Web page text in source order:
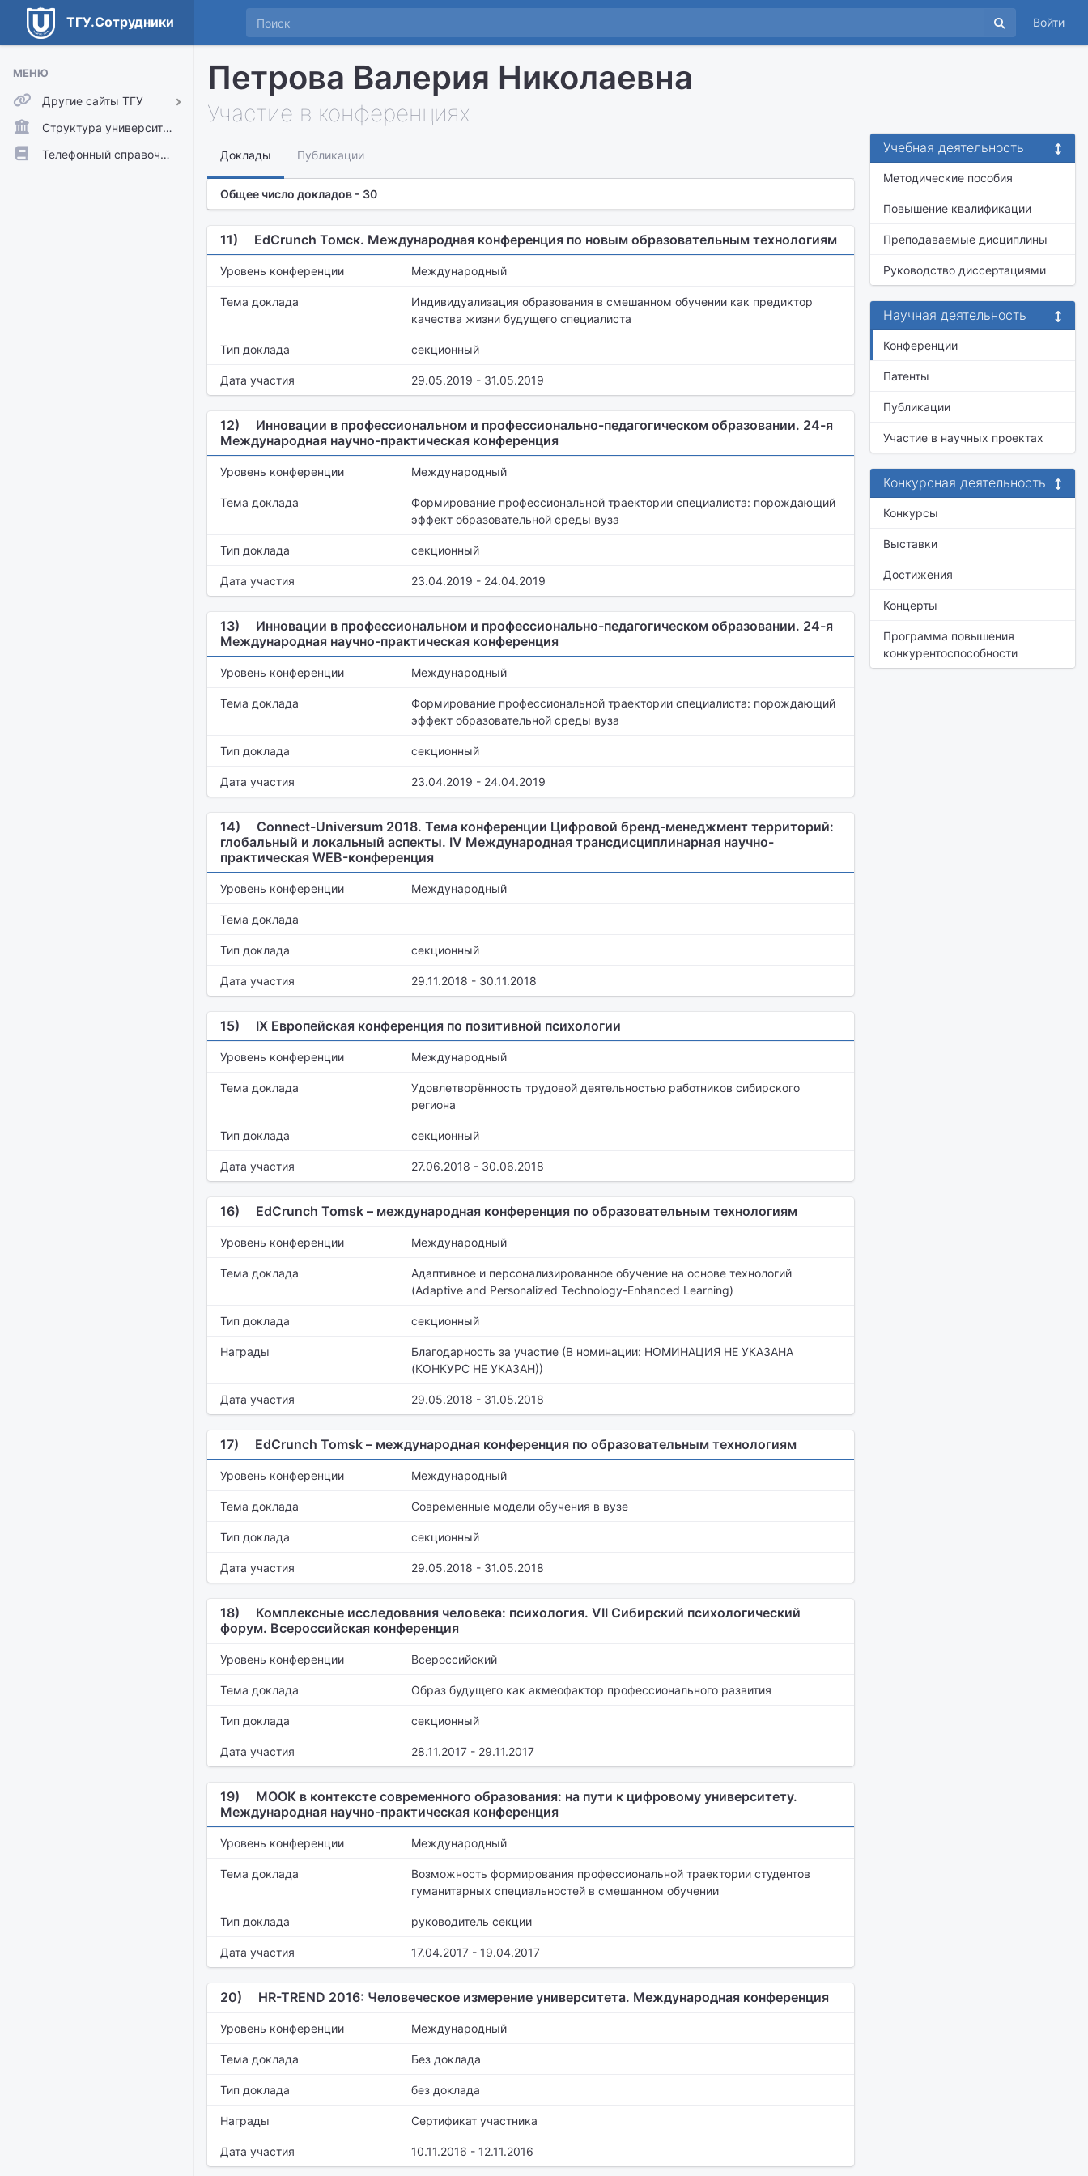
ТГУ.Сотрудники Войти
МЕНЮ
Другие сайты ТГУ
ТГУ.Аккаунты
ТГУ.Расписание
Структура университета
Телефонный справочник
Петрова Валерия Николаевна
Участие в конференциях
Доклады Публикации
Общее число докладов - 30
11) EdCrunch Томск. Международная конференция по новым образовательным технологиям
Уровень конференции Международный
Тема доклада
Индивидуализация образования в смешанном обучении как предиктор
качества жизни будущего специалиста
Тип доклада секционный
Дата участия 29.05.2019 - 31.05.2019
12)
Инновации в профессиональном и профессионально-педагогическом образовании. 24-я
Международная научно-практическая конференция
Уровень конференции Международный
Тема доклада
Формирование профессиональной траектории специалиста: порождающий
эффект образовательной среды вуза
Тип доклада секционный
Дата участия 23.04.2019 - 24.04.2019
13)
Инновации в профессиональном и профессионально-педагогическом образовании. 24-я
Международная научно-практическая конференция
Уровень конференции Международный
Тема доклада
Формирование профессиональной траектории специалиста: порождающий
эффект образовательной среды вуза
Тип доклада секционный
Дата участия 23.04.2019 - 24.04.2019
14)
Connect-Universum 2018. Тема конференции Цифровой бренд-менеджмент территорий:
глобальный и локальный аспекты. IV Международная трансдиcциплинарная научно-
практическая WEB-конференция
Уровень конференции Международный
Тема доклада
Тип доклада секционный
Дата участия 29.11.2018 - 30.11.2018
15) IX Европейская конференция по позитивной психологии
Уровень конференции Международный
Тема доклада
Удовлетворённость трудовой деятельностью работников сибирского
региона
Тип доклада секционный
Дата участия 27.06.2018 - 30.06.2018
16) EdCrunch Tomsk – международная конференция по образовательным технологиям
Уровень конференции Международный
Тема доклада
Адаптивное и персонализированное обучение на основе технологий
(Adaptive and Personalized Technology-Enhanced Learning)
Тип доклада секционный
Награды
Благодарность за участие (В номинации: НОМИНАЦИЯ НЕ УКАЗАНА
(КОНКУРС НЕ УКАЗАН))
Дата участия 29.05.2018 - 31.05.2018
17) EdCrunch Tomsk – международная конференция по образовательным технологиям
Уровень конференции Международный
Тема доклада Современные модели обучения в вузе
Тип доклада секционный
Дата участия 29.05.2018 - 31.05.2018
18)
Комплексные исследования человека: психология. VII Сибирский психологический
форум. Всероссийская конференция
Уровень конференции Всероссийский
Тема доклада Образ будущего как акмеофактор профессионального развития
Тип доклада секционный
Дата участия 28.11.2017 - 29.11.2017
19)
МООК в контексте современного образования: на пути к цифровому университету.
Международная научно-практическая конференция
Уровень конференции Международный
Тема доклада
Возможность формирования профессиональной траектории студентов
гуманитарных специальностей в смешанном обучении
Тип доклада руководитель секции
Дата участия 17.04.2017 - 19.04.2017
20) HR-TREND 2016: Человеческое измерение университета. Международная конференция
Уровень конференции Международный
Тема доклада Без доклада
Тип доклада без доклада
Награды Сертификат участника
Дата участия 10.11.2016 - 12.11.2016
Учебная деятельность
Методические пособия
Повышение квалификации
Преподаваемые дисциплины
Руководство диссертациями
Научная деятельность
Конференции
Патенты
Публикации
Участие в научных проектах
Конкурсная деятельность
Конкурсы
Выставки
Достижения
Концерты
Программа повышения
конкурентоспособности